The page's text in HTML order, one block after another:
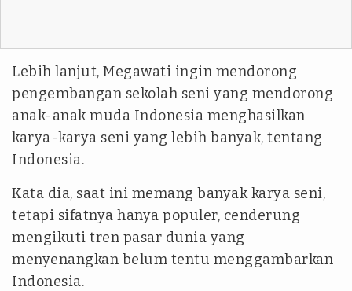
Lebih lanjut, Megawati ingin mendorong
pengembangan sekolah seni yang mendorong
anak-anak muda Indonesia menghasilkan
karya-karya seni yang lebih banyak, tentang
Indonesia.
Kata dia, saat ini memang banyak karya seni,
tetapi sifatnya hanya populer, cenderung
mengikuti tren pasar dunia yang
menyenangkan belum tentu menggambarkan
Indonesia.